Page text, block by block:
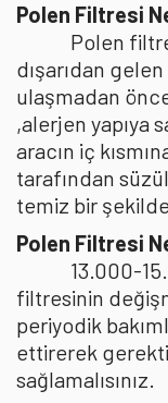
Polen Filtresi
Polen
dışarıdan gelen
ulaşmadan
,alerjen yapıya
aracın iç
tarafından
temiz bir
Polen Filtresi
13.000-
filtresinin
periyodik
ettirerek
sağlamalısınız.